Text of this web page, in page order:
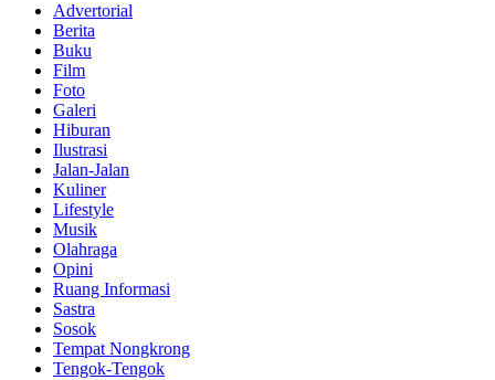
Advertorial
Berita
Buku
Film
Foto
Galeri
Hiburan
Ilustrasi
Jalan-Jalan
Kuliner
Lifestyle
Musik
Olahraga
Opini
Ruang Informasi
Sastra
Sosok
Tempat Nongkrong
Tengok-Tengok